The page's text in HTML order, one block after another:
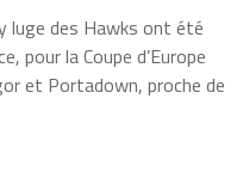
luge des Hawks ont été
pour la Coupe d’Europe
et Portadown, proche de